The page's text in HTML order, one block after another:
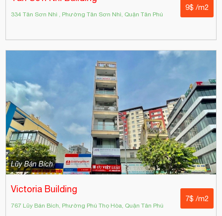
334 Tân Sơn Nhì , Phường Tân Sơn Nhì, Quận Tân Phú
9$ /m2
Lũy Bán Bích
Victoria Building
767 Lũy Bán Bích, Phường Phú Thọ Hòa, Quận Tân Phú
7$ /m2